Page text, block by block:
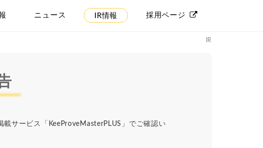
ニュース IR情報 採用ページ
IR
サービス「KeeProveMasterPLUS」でご確認い